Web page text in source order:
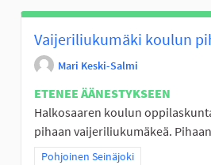
Vaijeriliukumäki koulun
Mari Keski-Salmi
ETENEE ÄÄNESTYKSEEN
Halkosaaren koulun
pihaan vaijeriliukumäkeä.
Rajaa tulokset teeman mukaan:
Pohjoinen Seinäjoki